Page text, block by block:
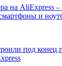
на AliExpress
и
под конец